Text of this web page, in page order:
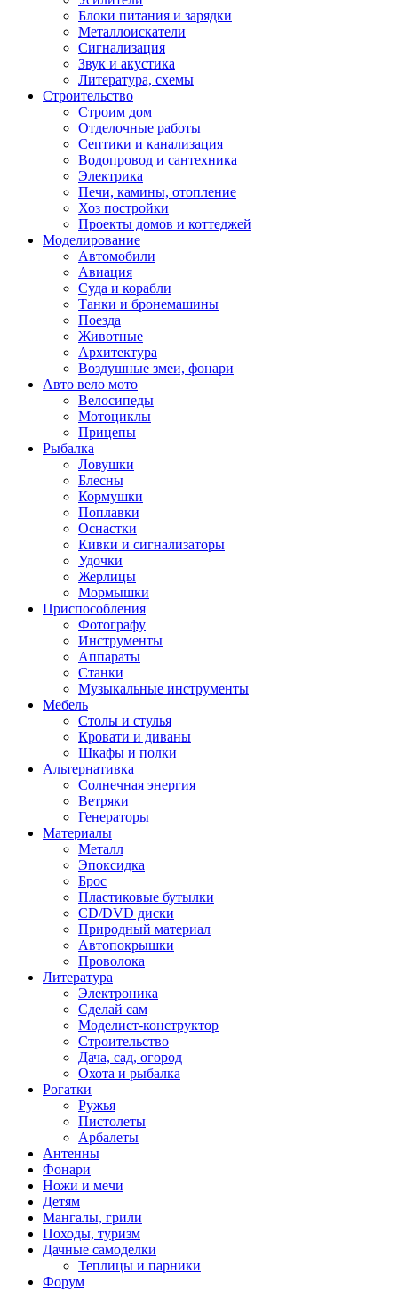
Блоки питания и зарядки
Металлоискатели
Сигнализация
Звук и акустика
Литература, схемы
Строительство
Строим дом
Отделочные работы
Септики и канализация
Водопровод и сантехника
Электрика
Печи, камины, отопление
Хоз постройки
Проекты домов и коттеджей
Моделирование
Автомобили
Авиация
Суда и корабли
Танки и бронемашины
Поезда
Животные
Архитектура
Воздушные змеи, фонари
Авто вело мото
Велосипеды
Мотоциклы
Прицепы
Рыбалка
Ловушки
Блесны
Кормушки
Поплавки
Оснастки
Кивки и сигнализаторы
Удочки
Жерлицы
Мормышки
Приспособления
Фотографу
Инструменты
Аппараты
Станки
Музыкальные инструменты
Мебель
Столы и стулья
Кровати и диваны
Шкафы и полки
Альтернативка
Солнечная энергия
Ветряки
Генераторы
Материалы
Металл
Эпоксидка
Брос
Пластиковые бутылки
CD/DVD диски
Природный материал
Автопокрышки
Проволока
Литература
Электроника
Сделай сам
Моделист-конструктор
Строительство
Дача, сад, огород
Охота и рыбалка
Рогатки
Ружья
Пистолеты
Арбалеты
Антенны
Фонари
Ножи и мечи
Детям
Мангалы, грили
Походы, туризм
Дачные самоделки
Теплицы и парники
Форум